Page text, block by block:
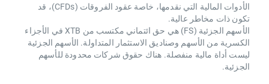
الأدوات المالية التي نقدمها، خاصة عقود الفروقات (CFDs)، قد
تكون ذات مخاطر عالية.
الأسهم الجزئية (FS) هي حق ائتماني مكتسب من XTB ​​في الأجزاء
الكسرية من الأسهم وصناديق الاستثمار المتداولة. الأسهم الجزئية
ليست أداة مالية منفصلة. هناك حقوق شركات محدودة للأسهم
الجزئية.